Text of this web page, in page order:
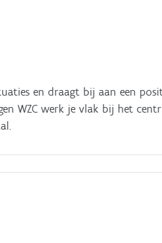
en draagt bij aan een
WZC werk je vlak bij het